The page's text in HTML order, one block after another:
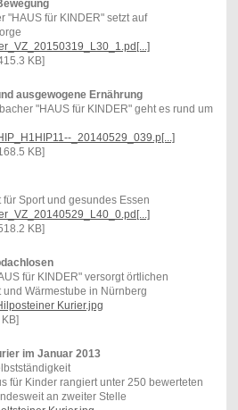
"HAUS für KINDER" setzt auf
KB]
ausgewogene Ernährung
"HAUS für KINDER" geht es rund um
_20140529_039.p[...]
KB]
für Sport und gesundes Essen
KB]
für KINDER" versorgt örtlichen
und Wärmestube in Nürnberg
Kurier.jpg
im Januar 2013
für Kinder rangiert unter 250 bewerteten
an zweiter Stelle